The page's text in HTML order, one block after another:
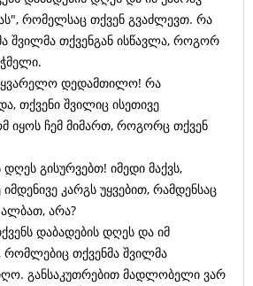
რომელსაც თქვენ გვაძლევთ. რა
შვილმა თქვენგან ისწავლა, როგორ
დედამთილო! რა
თქვენი შვილიც ისეთივე
იყოს ჩემ მიმართ, როგორც თქვენ
გისურვებთ! იმედი მაქვს,
კარგს უყვებით, რამდენსაც
ალბათ, არა?
დაბადების დღეს და იმ
რომლებიც თქვენმა შვილმა
განსაკუთრებით მადლობელი ვარ